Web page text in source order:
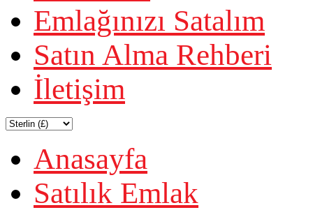
Emlağınızı Satalım
Satın Alma Rehberi
İletişim
Anasayfa
Satılık Emlak